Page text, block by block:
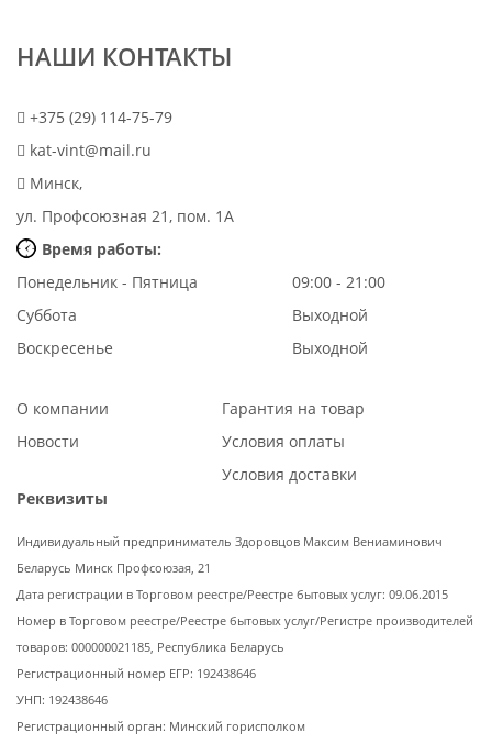
НАШИ КОНТАКТЫ
+375 (29) 114-75-79
kat-vint@mail.ru
Минск,
ул. Профсоюзная 21, пом. 1А
Время работы:
Понедельник - Пятница
09:00 - 21:00
Суббота
Выходной
Воскресенье
Выходной
О компании
Новости
Гарантия на товар
Условия оплаты
Условия доставки
Реквизиты
Индивидуальный предприниматель Здоровцов Максим Вениаминович
Беларусь Минск Профсоюзая, 21
Дата регистрации в Торговом реестре/Реестре бытовых услуг: 09.06.2015
Номер в Торговом реестре/Реестре бытовых услуг/Регистре производителей
товаров: 000000021185, Республика Беларусь
Регистрационный номер ЕГР: 192438646
УНП: 192438646
Регистрационный орган: Минский горисполком